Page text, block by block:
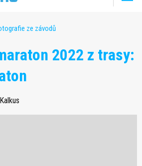
ze závodů
2022 z trasy: